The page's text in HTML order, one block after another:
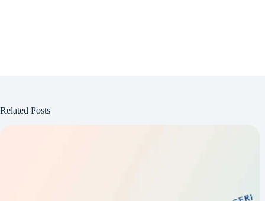
Related Posts